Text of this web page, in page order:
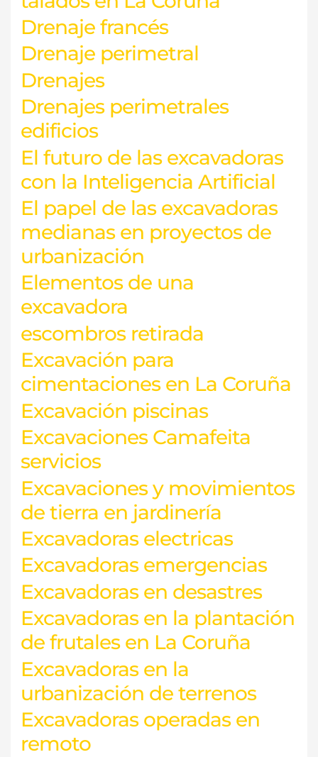
Drenaje francés
Drenaje perimetral
Drenajes
Drenajes perimetrales
edificios
El futuro de las excavadoras
con la Inteligencia Artificial
El papel de las excavadoras
medianas en proyectos de
urbanización
Elementos de una
excavadora
escombros retirada
Excavación para
cimentaciones en La Coruña
Excavación piscinas
Excavaciones Camafeita
servicios
Excavaciones y movimientos
de tierra en jardinería
Excavadoras electricas
Excavadoras emergencias
Excavadoras en desastres
Excavadoras en la plantación
de frutales en La Coruña
Excavadoras en la
urbanización de terrenos
Excavadoras operadas en
remoto